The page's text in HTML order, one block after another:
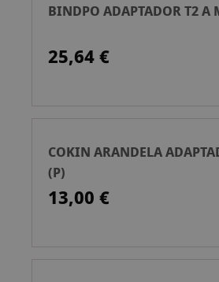
BINDPO ADAPTADOR T2 A
25,64 €
COKIN ARANDELA
(P)
13,00 €